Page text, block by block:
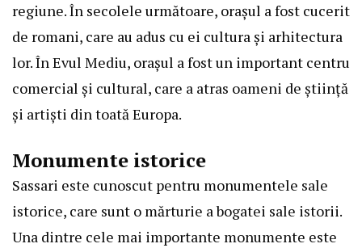
regiune. În secolele următoare, orașul a fost cucerit
de romani, care au adus cu ei cultura și arhitectura
lor. În Evul Mediu, orașul a fost un important centru
comercial și cultural, care a atras oameni de știință
și artiști din toată Europa.
Monumente istorice
Sassari este cunoscut pentru monumentele sale
istorice, care sunt o mărturie a bogatei sale istorii.
Una dintre cele mai importante monumente este